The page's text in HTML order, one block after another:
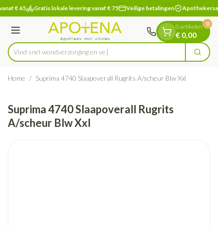
Ga naar de inhoud
1 van 1
€ 65 Gratis lokale levering vanaf € 75 Veilige betalingen
Menu
Product, merk, categorie...
Vind snel wondverzorgi Zoek
0 artikelen
€ 0,00
0
Home / Suprima 4740 Slaapoverall Rugrits A/scheur Blw Xxl
Suprima 4740 Slaapoverall Rugrits
A/scheur Blw Xxl